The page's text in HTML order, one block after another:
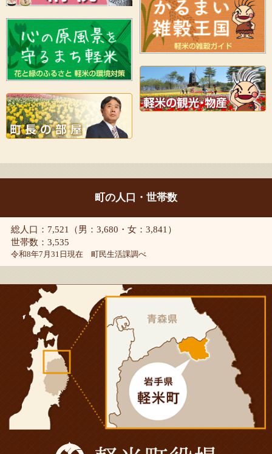
町の人口・世帯数
総人口：7,521（男：3,680・女：3,841）
世帯数：3,535
令和8年7月31日現在 町民生活課調べ